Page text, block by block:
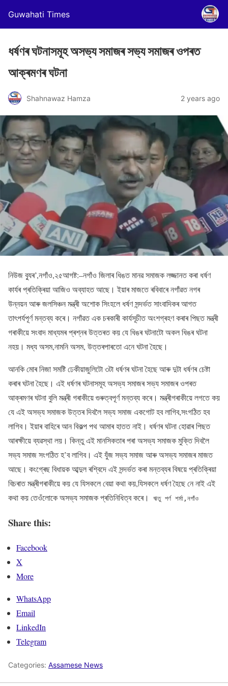
Guwahati Times
ধৰ্ষণৰ ঘটনাসমূহ অসভ্য সমাজৰ সভ্য সমাজৰ ওপৰত
আক্ৰমণৰ ঘটনা
Shahnawaz Hamza 2 years ago
নিউজ ব্যুৰ’,নগাঁও,২৫আগষ্ট:–নগাঁও জিলাৰ ধিঙত মানৱ সমাজক লজ্জানত কৰা ধৰ্ষণ
কাৰ্যৰ প্ৰতিক্ৰিয়া আজিও অব্যাহত আছে। ইয়াৰ মাজতে ৰবিবাৰে নগাঁৱত নগৰ
উন্নয়ন আৰু জলসিঞ্চন মন্ত্ৰী অশোক সিংহলে ধৰ্ষণ সন্দৰ্ভত সাংবাদিকৰ আগত
তাৎপৰ্যপূৰ্ণ মন্তব্য কৰে। নগাঁৱত এক চৰকাৰী কাৰ্যসূচীত অংশগ্ৰহণ কৰাৰ পিছত মন্ত্ৰী
গৰাকীয়ে সংবাদ মাধ্যমৰ প্ৰশ্নৰ উত্তৰত কয় যে ধিঙৰ ঘটনাটো অকল ধিঙৰ ঘটনা
নহয়। মধ্য অসম,নামনি অসম, উত্তৰপাৰতো এনে ঘটনা হৈছে।
আনকি মোৰ নিজা সমষ্টি ঢেকীয়াজুলিটো ৩টা ধৰ্ষণৰ ঘটনা হৈছে আৰু দুটা ধৰ্ষণৰ চেষ্টা
কৰাৰ ঘটনা হৈছে। এই ধৰ্ষণৰ ঘটনাসমূহ অসভ্য সমাজৰ সভ্য সমাজৰ ওপৰত
আক্ৰমণৰ ঘটনা বুলি মন্ত্ৰী গৰাকীয়ে গুৰুত্বপূৰ্ণ মন্তব্য কৰে। মন্ত্ৰীগৰাকীয়ে লগতে কয়
যে এই অসভ্য সমাজক উত্তৰ দিবলৈ সভ্য সমাজ একগোট হব লাগিব,সংগঠিত হব
লাগিব। ইয়াৰ বাহিৰে আন বিকল্প পথ আমাৰ হাতত নাই। ধৰ্ষণৰ ঘটনা হোৱাৰ পিছত
আৰক্ষীয়ে ব্যৱস্থা লয়। কিন্তু এই মানসিকতাৰ পৰা অসভ্য সমাজক মুক্তি দিবলৈ
সভ্য সমাজ সংগঠিত হ’ব লাগিব। এই যুঁজ সভ্য সমাজ আৰু অসভ্য সমাজৰ মাজত
আছে। কংগ্ৰেছ বিধায়ক আব্দুল ৰশ্বিদে এই সন্দৰ্ভত কৰা মন্তব্যৰ বিষয়ে প্ৰতিক্ৰিয়া
বিচৰাত মন্ত্ৰীগৰাকীয়ে কয় যে যিসকলে বেয়া কথা কয়,যিসকলে ধৰ্ষণ হৈছে নে নাই এই
কথা কয় তেওঁলোকে অসভ্য সমাজক প্ৰতিনিধিত্ব কৰে।
ঋতু পৰ্ণ শৰ্মা,নগাঁও
Share this:
Facebook
X
More
WhatsApp
Email
LinkedIn
Telegram
Categories: Assamese News